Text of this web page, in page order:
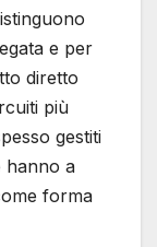
e per
diretto
più
gestiti
hanno a
forma